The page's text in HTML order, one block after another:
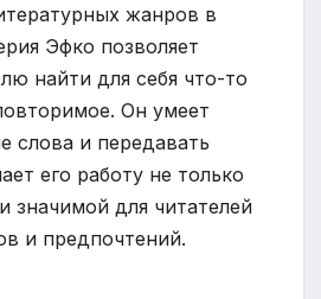
жанров в
Эфко позволяет
найти для себя что-то
Он умеет
слова и передавать
его работу не только
значимой для читателей
и предпочтений.